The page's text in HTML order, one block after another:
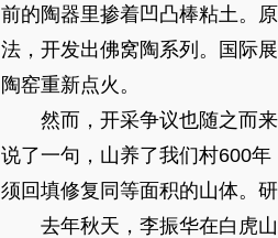
前的陶器里掺着凹凸棒粘土。
法，开发出佛窝陶系列。国际
陶窑重新点火。
然而，开采争议也随之而来
说了一句，山养了我们村600
须回填修复同等面积的山体。
去年秋天，李振华在白虎山